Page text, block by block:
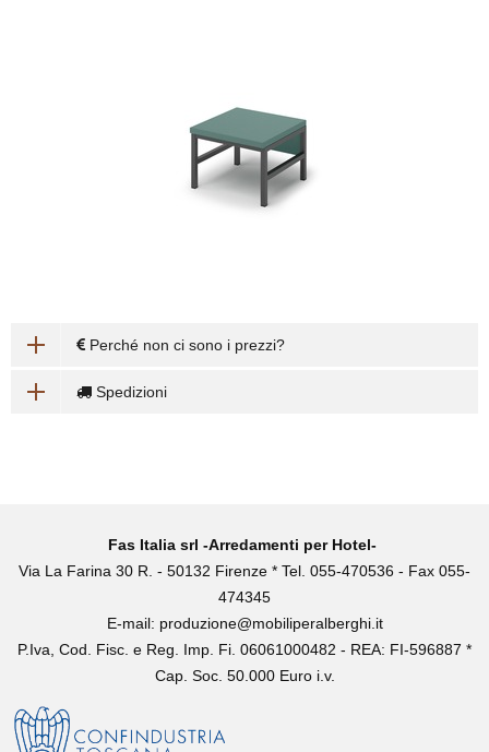
Perché non ci sono i prezzi?
Spedizioni
Fas Italia srl -Arredamenti per Hotel-
Via La Farina 30 R. - 50132 Firenze * Tel. 055-470536 - Fax 055-
474345
E-mail: produzione@mobiliperalberghi.it
P.Iva, Cod. Fisc. e Reg. Imp. Fi. 06061000482 - REA: FI-596887 *
Cap. Soc. 50.000 Euro i.v.